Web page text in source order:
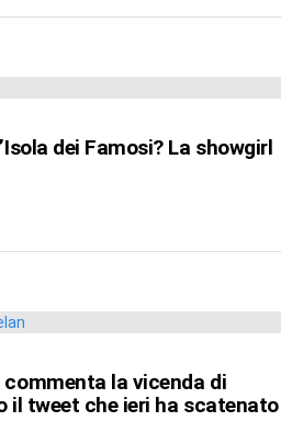
dei Famosi? La showgirl
la vicenda di
il tweet che ieri ha scatenato